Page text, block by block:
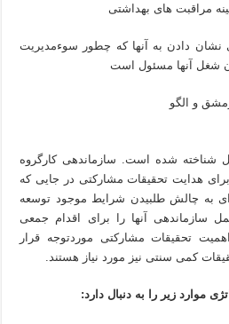
مراقبت های بهداشتی
دادن به آنها که چطور سوءمدیریت
شغل آنها مسئول است
و الگو
شناخته شده است. سازماندهی کارگروه
هدایت تحقیقات مشارکتی در جایی که
به چالش طلبیدن شرایط موجود توسعه
سازماندهی آنها را برای اقدام جمعی
تحقیقات مشارکتی موردتوجه قرار
کمی سنتی نیز مورد نیاز هستند.
موارد زیر را به دنبال دارد: